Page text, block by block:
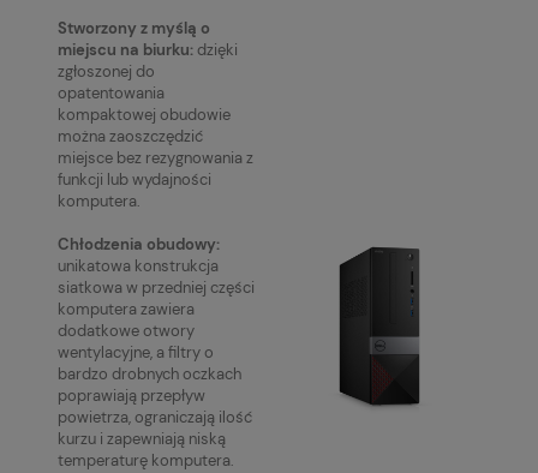
Stworzony z myślą o
miejscu na biurku:dzięki
zgłoszonej do
opatentowania
kompaktowej obudowie
można zaoszczędzić
miejsce bez rezygnowania z
funkcji lub wydajności
komputera.
Chłodzenia obudowy:
unikatowa konstrukcja
siatkowa w przedniej części
komputera zawiera
dodatkowe otwory
wentylacyjne, a filtry o
bardzo drobnych oczkach
poprawiają przepływ
powietrza, ograniczają ilość
kurzu i zapewniają niską
temperaturę komputera.